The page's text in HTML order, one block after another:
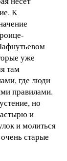
К
уже
там
где люди
правилами.
но
и
и молиться
старые